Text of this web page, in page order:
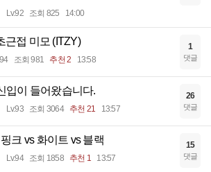
Lv.92 조회 825 14:00
근접 미모 (ITZY)
조회 981 추천 2 13:58
1
댓글
입이 들어왔습니다.
Lv.93 조회 3064 추천 21 13:57
26
댓글
크 vs 화이트 vs 블랙
Lv.94 조회 1858 추천 1 13:57
15
댓글